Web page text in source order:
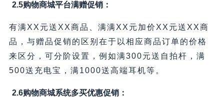
2.5购物商城平台满赠促销：
有满XX元送XX商品、满满XX元加价XX元送XX商
品，与赠品促销的区别在于以相应商品订单的价格
来区分，可分阶设置，例如满300元送自拍杆，满
500送充电宝，满1000送高端耳机等。
2.6购物商城系统多买优惠促销：